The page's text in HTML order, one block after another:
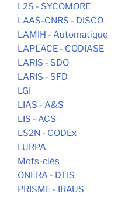
L2S - SYCOMORE
LAAS-CNRS - DISCO
LAMIH - Automatique
LAPLACE - CODIASE
LARIS - SDO
LARIS - SFD
LGI
LIAS - A&S
LIS - ACS
LS2N - CODEx
LURPA
Mots-clés
ONERA - DTIS
PRISME - IRAUS